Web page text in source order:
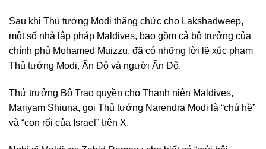
Sau khi Thủ tướng Modi thăng chức cho Lakshadweep,
một số nhà lập pháp Maldives, bao gồm cả bộ trưởng của
chính phủ Mohamed Muizzu, đã có những lời lẽ xúc phạm
Thủ tướng Modi, Ấn Độ và người Ấn Độ.
Thứ trưởng Bộ Trao quyền cho Thanh niên Maldives,
Mariyam Shiuna, gọi Thủ tướng Narendra Modi là “chú hề”
và “con rối của Israel” trên X.